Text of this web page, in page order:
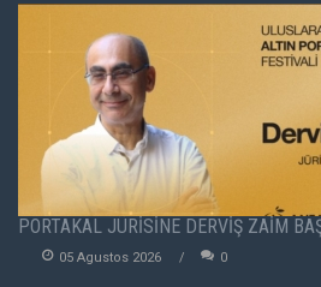
PORTAKAL JÜRİSİNE DERVİŞ ZAİM
05 Agustos 2026 0